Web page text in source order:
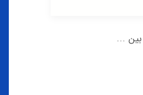
...